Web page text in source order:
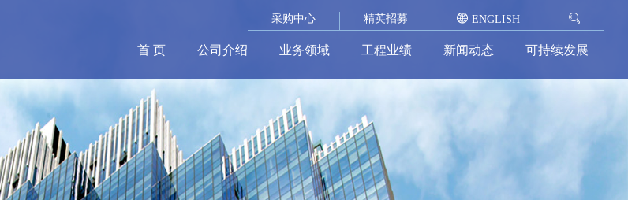
ENGLISH
精英招募
采购中心
可持续发展
新闻动态
工程业绩
业务领域
公司介绍
首 页